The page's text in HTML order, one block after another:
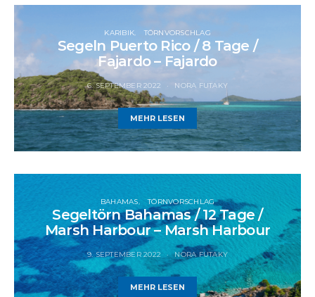
KARIBIK TÖRNVORSCHLAG
Segeln Puerto Rico / 8 Tage /
Fajardo – Fajardo
6. SEPTEMBER 2022 NORA FUTAKY
MEHR LESEN
BAHAMAS TÖRNVORSCHLAG
Segeltörn Bahamas / 12 Tage /
Marsh Harbour – Marsh Harbour
9. SEPTEMBER 2022 NORA FUTAKY
MEHR LESEN